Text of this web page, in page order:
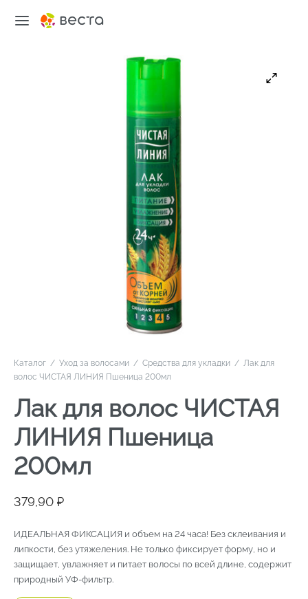
Каталог / Уход за волосами / Средства для укладки / Лак для
волос ЧИСТАЯ ЛИНИЯ Пшеница 200мл
Лак для волос ЧИСТАЯ
ЛИНИЯ Пшеница
200мл
379,90 ₽
ИДЕАЛЬНАЯ ФИКСАЦИЯ и объем на 24 часа! Без склеивания и
липкости, без утяжеления. Не только фиксирует форму, но и
защищает, увлажняет и питает волосы по всей длине, содержит
природный УФ-фильтр.